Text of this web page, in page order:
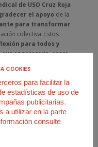
de USO Cruz Roja
el apoyo de la
para transformar
colectiva. Estos
para todos y
es necesario, ahora
y lealtad. También
unéxito colectivo,
a trabajar
que tenemos por
honesto y
COOKIES
para facilitar la
estadísticas de uso de
publicitarias.
a utilizar en la parte
consulte